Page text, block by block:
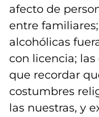
afecto de
entre
alcohólicas
con licencia;
que recordar
costumbres
las nuestras, y